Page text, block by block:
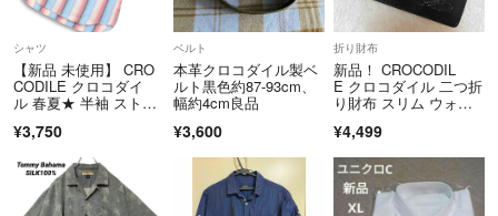
シャツ
【新品 未使用】 CRO
CODILE クロコダイ
ル 春夏★ 半袖 ストラ
ツ Sz.L メンズ
¥3,750
ベルト
本革クロコダイル製ベ
ルト黒色約87-93cm、
幅約4cm良品
¥3,600
折り財布
新品！ CROCODIL
E クロコダイル 二つ折
り財布 スリム ウォレ
¥4,499